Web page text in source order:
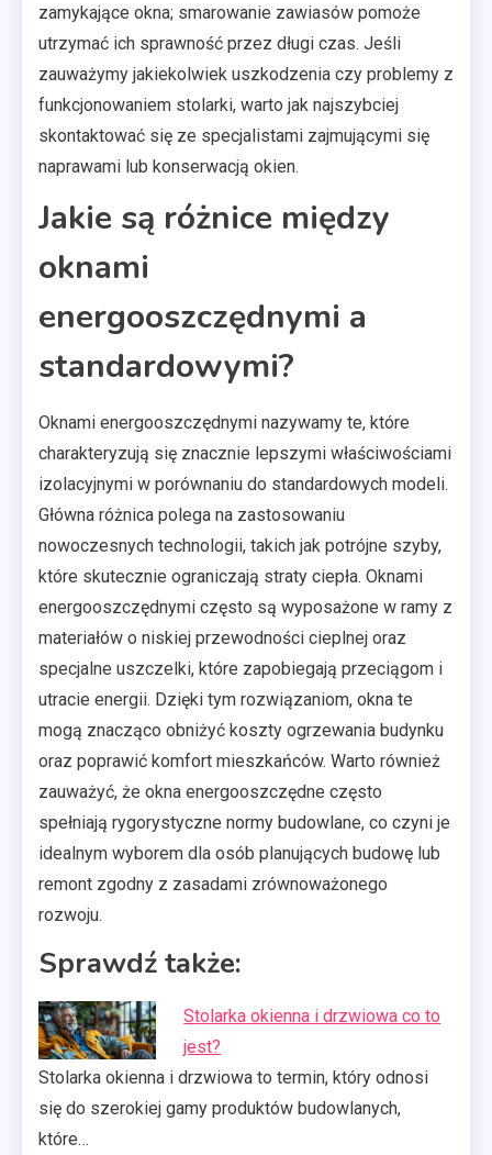
zamykające okna; smarowanie zawiasów pomoże
utrzymać ich sprawność przez długi czas. Jeśli
zauważymy jakiekolwiek uszkodzenia czy problemy z
funkcjonowaniem stolarki, warto jak najszybciej
skontaktować się ze specjalistami zajmującymi się
naprawami lub konserwacją okien.
Jakie są różnice między
oknami
energooszczędnymi a
standardowymi?
Oknami energooszczędnymi nazywamy te, które
charakteryzują się znacznie lepszymi właściwościami
izolacyjnymi w porównaniu do standardowych modeli.
Główna różnica polega na zastosowaniu
nowoczesnych technologii, takich jak potrójne szyby,
które skutecznie ograniczają straty ciepła. Oknami
energooszczędnymi często są wyposażone w ramy z
materiałów o niskiej przewodności cieplnej oraz
specjalne uszczelki, które zapobiegają przeciągom i
utracie energii. Dzięki tym rozwiązaniom, okna te
mogą znacząco obniżyć koszty ogrzewania budynku
oraz poprawić komfort mieszkańców. Warto również
zauważyć, że okna energooszczędne często
spełniają rygorystyczne normy budowlane, co czyni je
idealnym wyborem dla osób planujących budowę lub
remont zgodny z zasadami zrównoważonego
rozwoju.
Sprawdź także:
Stolarka okienna i drzwiowa co to
jest?
Stolarka okienna i drzwiowa to termin, który odnosi
się do szerokiej gamy produktów budowlanych,
które…